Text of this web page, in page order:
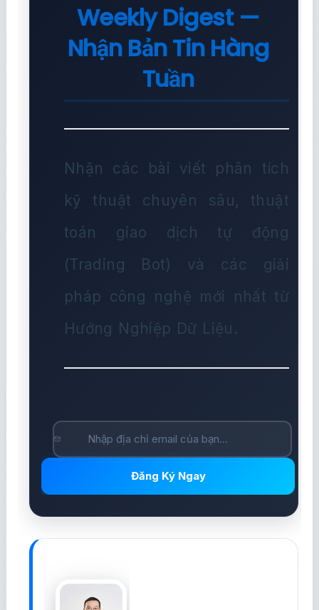
Weekly Digest —
Nhận Bản Tin Hàng
Tuần
Nhận các bài viết phân tích
kỹ thuật chuyên sâu, thuật
toán giao dịch tự động
(Trading Bot) và các giải
pháp công nghệ mới nhất từ
Hướng Nghiệp Dữ Liệu.
Đăng Ký Ngay